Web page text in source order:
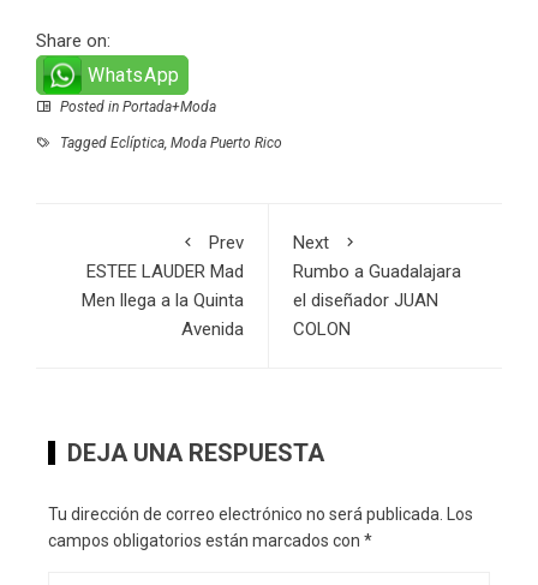
Share on:
WhatsApp
Posted in Portada+Moda
Tagged Eclíptica, Moda Puerto Rico
Prev
ESTEE LAUDER Mad
Men llega a la Quinta
Avenida
Next
Rumbo a Guadalajara
el diseñador JUAN
COLON
DEJA UNA RESPUESTA
Tu dirección de correo electrónico no será publicada. Los
campos obligatorios están marcados con *